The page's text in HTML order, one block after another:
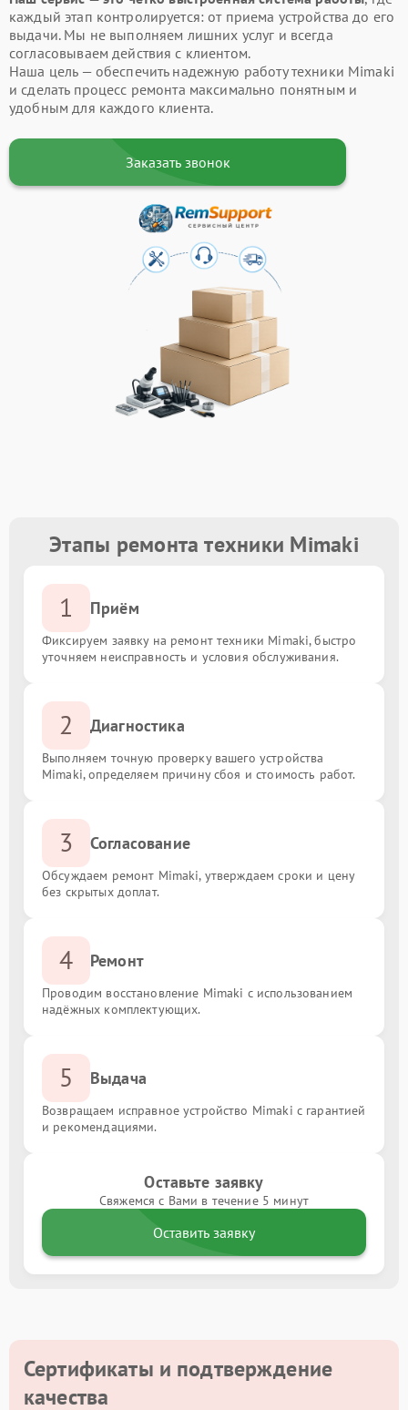
каждый этап контролируется: от приема устройства до его
выдачи. Мы не выполняем лишних услуг и всегда
согласовываем действия с клиентом.
Наша цель — обеспечить надежную работу техники Mimaki
и сделать процесс ремонта максимально понятным и
удобным для каждого клиента.
Заказать звонок
Этапы ремонта техники Mimaki
1 Приём
Фиксируем заявку на ремонт техники Mimaki, быстро
уточняем неисправность и условия обслуживания.
2 Диагностика
Выполняем точную проверку вашего устройства
Mimaki, определяем причину сбоя и стоимость работ.
3 Согласование
Обсуждаем ремонт Mimaki, утверждаем сроки и цену
без скрытых доплат.
4 Ремонт
Проводим восстановление Mimaki с использованием
надёжных комплектующих.
5 Выдача
Возвращаем исправное устройство Mimaki с гарантией
и рекомендациями.
Оставьте заявку
Свяжемся с Вами в течение 5 минут
Оставить заявку
Сертификаты и подтверждение
качества